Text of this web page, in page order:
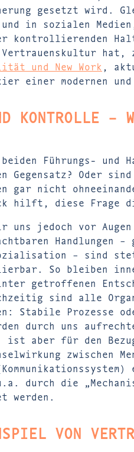
gesetzt
und in sozialen
kontrollierenden
hat,
und New Work ,
einer modernen und
KONTROLLE –
beiden Führungs-
Gegensatz? Oder
gar nicht
hilft, diese Frage
uns jedoch vor
Handlungen
– sind
So bleiben
getroffenen
sind alle
Stabile Prozesse
durch uns
ist aber für den
zwischen
durch die
werden.
VON